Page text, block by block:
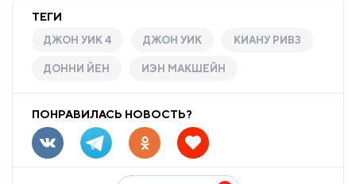
ТЕГИ
ДЖОН УИК 4 ДЖОН УИК КИАНУ РИВЗ
ДОННИ ЙЕН ИЭН МАКШЕЙН​
ПОНРАВИЛАСЬ НОВОСТЬ?